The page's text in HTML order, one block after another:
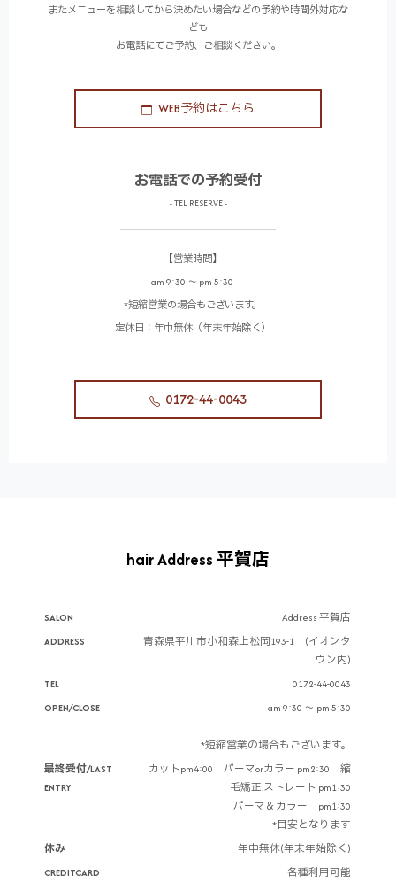
またメニューを相談してから決めたい場合などの予約や時間外対応な
ども
お電話にてご予約、ご相談ください。
WEB予約はこちら
お電話での予約受付
- TEL RESERVE -
【営業時間】
am 9:30 〜 pm 5:30
*短縮営業の場合もございます。
定休日：年中無休（年末年始除く）
0172-44-0043
hair Address 平賀店
SALON
Address 平賀店
ADDRESS
青森県平川市小和森上松岡193-1 (イオンタ
ウン内)
TEL
0172-44-0043
OPEN/CLOSE
am 9:30 ～ pm 5:30
*短縮営業の場合もございます。
最終受付/LAST
ENTRY
カットpm4:00 パーマorカラー pm2:30 縮
毛矯正.ストレート pm1:30
パーマ＆カラー pm1:30
*目安となります
休み
年中無休(年末年始除く)
CREDITCARD
各種利用可能